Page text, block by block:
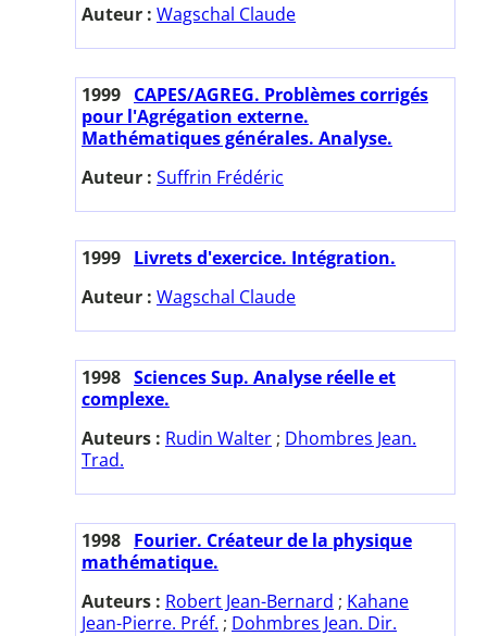
Auteur : Wagschal Claude
1999 CAPES/AGREG. Problèmes corrigés
pour l'Agrégation externe.
Mathématiques générales. Analyse.
Auteur : Suffrin Frédéric
1999 Livrets d'exercice. Intégration.
Auteur : Wagschal Claude
1998 Sciences Sup. Analyse réelle et
complexe.
Auteurs : Rudin Walter ; Dhombres Jean.
Trad.
1998 Fourier. Créateur de la physique
mathématique.
Auteurs : Robert Jean-Bernard ; Kahane
Jean-Pierre. Préf. ; Dohmbres Jean. Dir.